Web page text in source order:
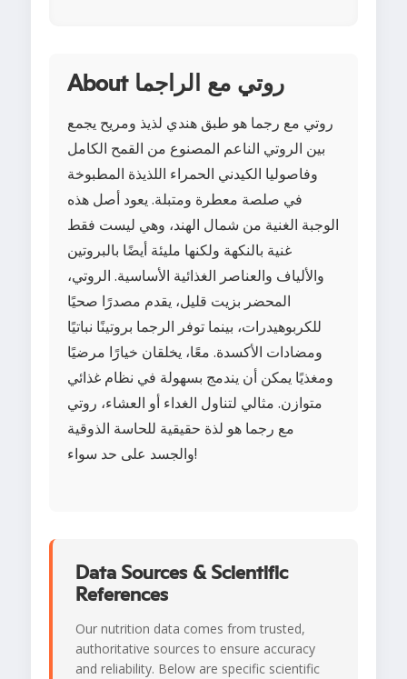
About روتي مع الراجما
روتي مع رجما هو طبق هندي لذيذ ومريح يجمع
بين الروتي الناعم المصنوع من القمح الكامل
وفاصوليا الكيدني الحمراء اللذيذة المطبوخة
في صلصة معطرة ومتبلة. يعود أصل هذه
الوجبة الغنية من شمال الهند، وهي ليست فقط
غنية بالنكهة ولكنها مليئة أيضًا بالبروتين
والألياف والعناصر الغذائية الأساسية. الروتي،
المحضر بزيت قليل، يقدم مصدرًا صحيًا
للكربوهيدرات، بينما توفر الرجما بروتينًا نباتيًا
ومضادات الأكسدة. معًا، يخلقان خيارًا مرضيًا
ومغذيًا يمكن أن يندمج بسهولة في نظام غذائي
متوازن. مثالي لتناول الغداء أو العشاء، روتي
مع رجما هو لذة حقيقية للحاسة الذوقية
والجسد على حد سواء!
Data Sources & Scientific
References
Our nutrition data comes from trusted,
authoritative sources to ensure accuracy
and reliability. Below are specific scientific